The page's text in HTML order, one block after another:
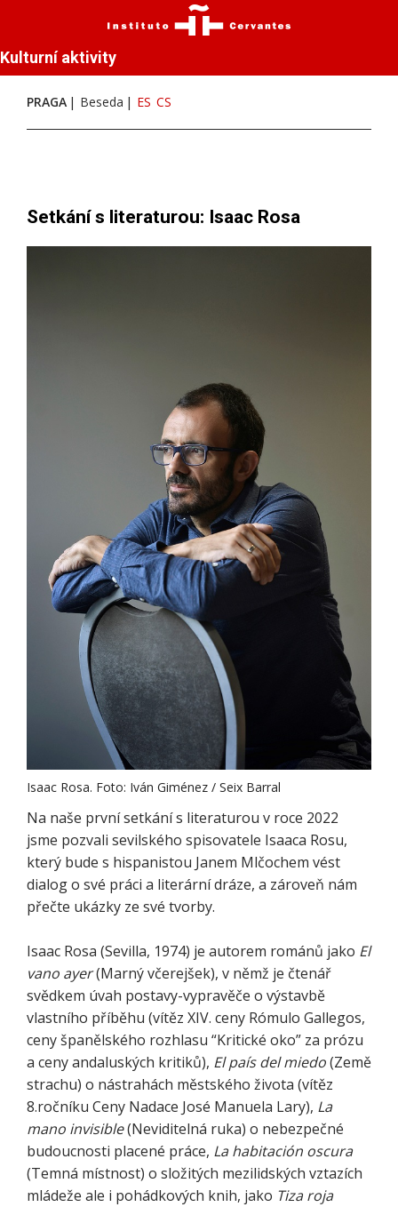
Kulturní aktivity
PRAGA Beseda ES CS
Setkání s literaturou: Isaac Rosa
Isaac Rosa. Foto: Iván Giménez / Seix Barral
Na naše první setkání s literaturou v roce 2022
jsme pozvali sevilského spisovatele Isaaca Rosu,
který bude s hispanistou Janem Mlčochem vést
dialog o své práci a literární dráze, a zároveň nám
přečte ukázky ze své tvorby.
Isaac Rosa (Sevilla, 1974) je autorem románů jako El
vano ayer(Marný včerejšek), v němž je čtenář
svědkem úvah postavy-vypravěče o výstavbě
vlastního příběhu (vítěz XIV. ceny Rómulo Gallegos,
ceny španělského rozhlasu “Kritické oko” za prózu
a ceny andaluských kritiků), El país del miedo(Země
strachu) o nástrahách městského života (vítěz
8.ročníku Ceny Nadace José Manuela Lary), La
mano invisible(Neviditelná ruka) o nebezpečné
budoucnosti placené práce, La habitación oscura
(Temná místnost) o složitých mezilidských vztazích
mládeže ale i pohádkových knih, jako Tiza roja